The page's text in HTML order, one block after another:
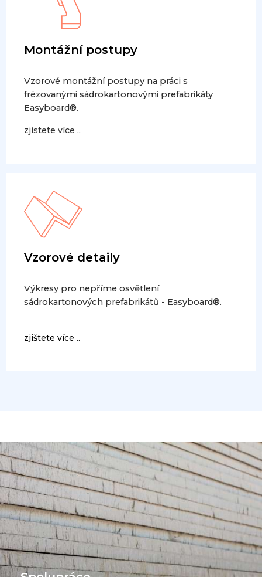
Montážní postupy
Vzorové montážní postupy na práci s
frézovanými sádrokartonovými prefabrikáty
Easyboard®.
zjistete více ..
Vzorové detaily
Výkresy pro nepříme osvětlení
sádrokartonových prefabrikátů - Easyboard®.
zjištete více ..